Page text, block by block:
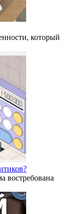
который
востребована